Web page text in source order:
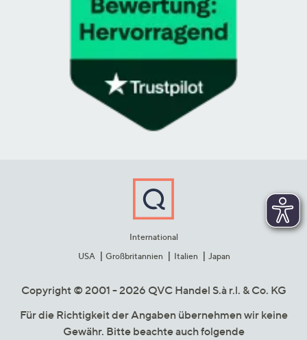
International
USA
Großbritannien Italien Japan
Copyright © 2001 - 2026 QVC Handel S.à r.l. & Co. KG
Für die Richtigkeit der Angaben übernehmen wir keine
Gewähr. Bitte beachte auch folgende